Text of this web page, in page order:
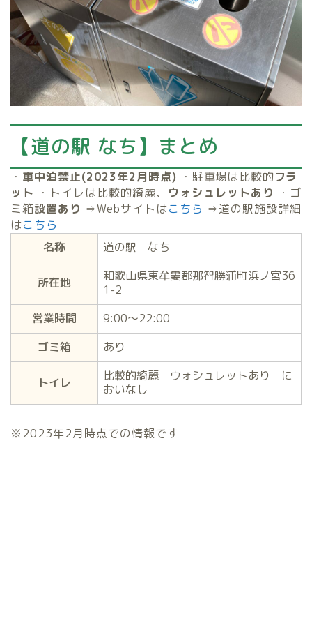
【道の駅 なち】まとめ
・ 車中泊禁止(2023年2月時点) ・ 駐車場は比較的フラ
ット
・トイレは比較的綺麗、 ウォシュレットあり
・ゴ
ミ箱設置あり ⇒Webサイトはこちら ⇒道の駅施設詳細
はこちら
名称
道の駅 なち
所在地
和歌山県東牟婁郡那智勝浦町浜ノ宮36
1-2
営業時間
9:00～22:00
ゴミ箱
あり
トイレ
比較的綺麗 ウォシュレットあり に
おいなし
※2023年2月時点での情報です